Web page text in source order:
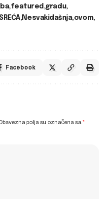
featured gradu
Nesvakidašnja ovom
Facebook
polja su označena sa*